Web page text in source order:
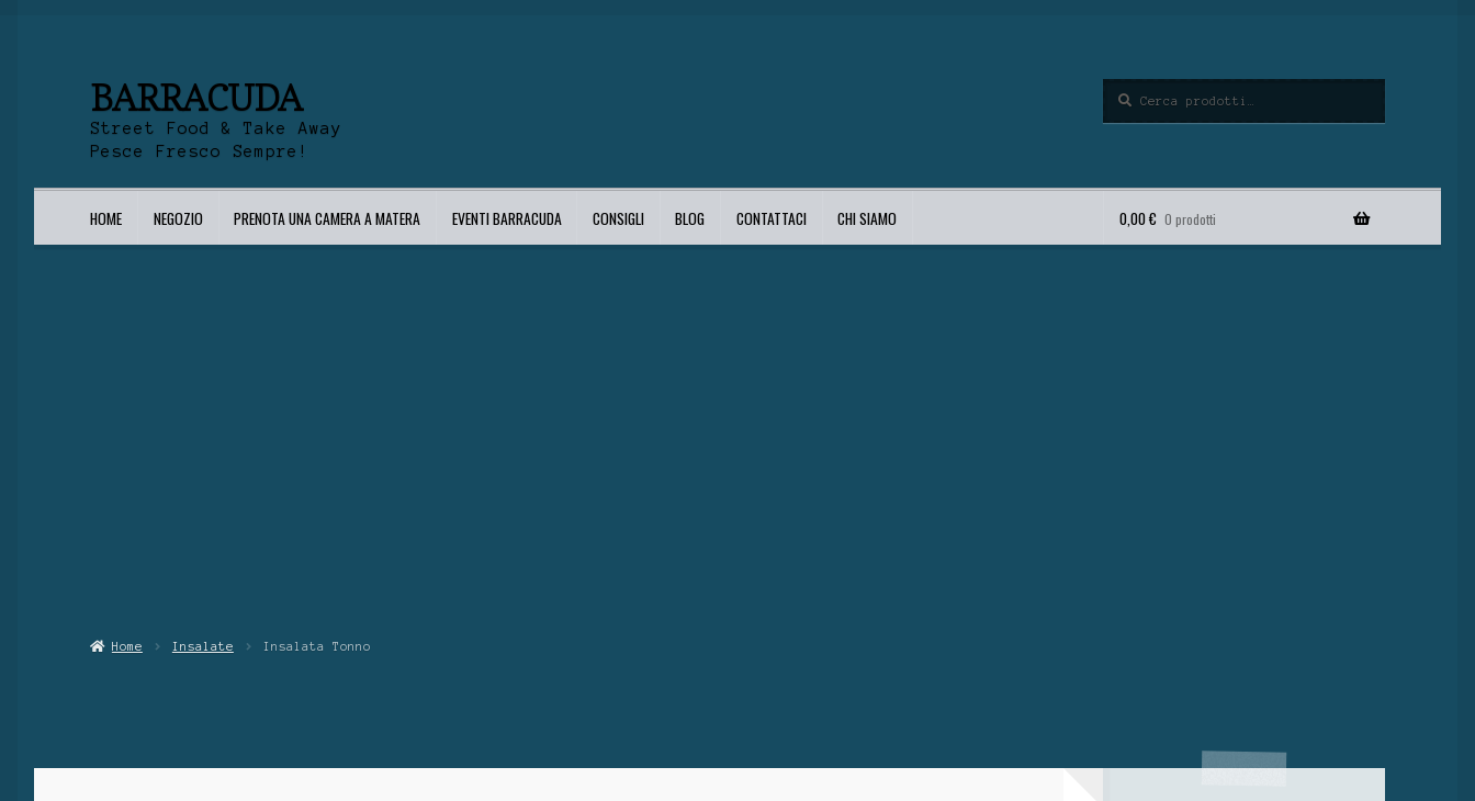
BARRACUDA
Street Food & Take Away
Pesce Fresco Sempre!
HOME NEGOZIO PRENOTA UNA CAMERA A MATERA EVENTI BARRACUDA CONSIGLI BLOG CONTATTACI CHI SIAMO 0,00€ 0 prodotti
Home Insalate Insalata Tonno